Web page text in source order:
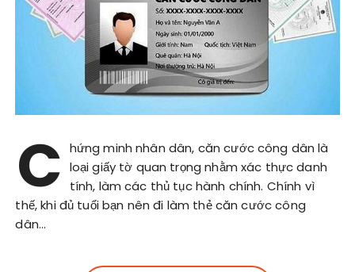
C hứng minh nhân dân, căn cước công dân là
loại giấy tờ quan trọng nhằm xác thực danh
tính, làm các thủ tục hành chính. Chính vì
thế, khi đủ tuổi bạn nên đi làm thẻ căn cước công
dân…